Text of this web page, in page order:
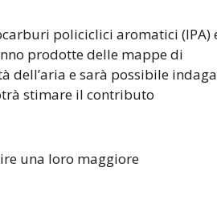
policiclici aromatici (IPA)
prodotte delle mappe di
dell’aria e sarà possibile
stimare il contributo
una loro maggiore